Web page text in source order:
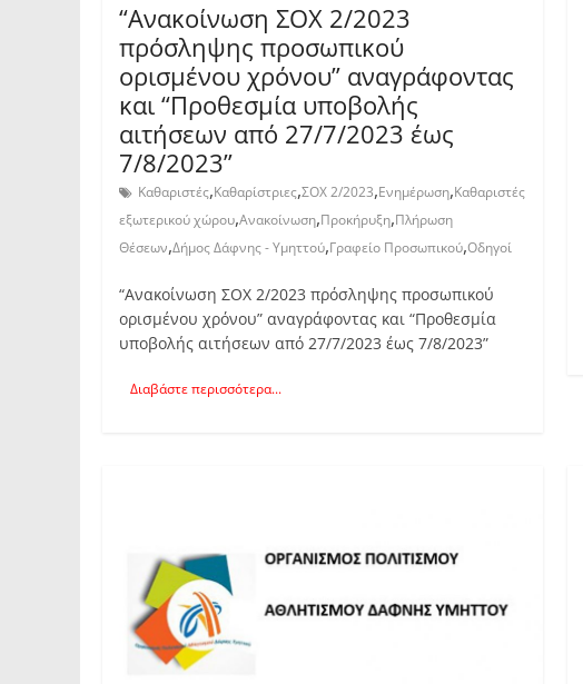
“Ανακοίνωση ΣΟΧ 2/2023
πρόσληψης προσωπικού
ορισμένου χρόνου” αναγράφοντας
και “Προθεσμία υποβολής
αιτήσεων από 27/7/2023 έως
7/8/2023”
Καθαριστές,Καθαρίστριες,ΣΟΧ 2/2023,Ενημέρωση,Καθαριστές
εξωτερικού χώρου,Ανακοίνωση,Προκήρυξη,Πλήρωση
Θέσεων,Δήμος Δάφνης - Υμηττού,Γραφείο Προσωπικού,Οδηγοί
“Ανακοίνωση ΣΟΧ 2/2023 πρόσληψης προσωπικού
ορισμένου χρόνου” αναγράφοντας και “Προθεσμία
υποβολής αιτήσεων από 27/7/2023 έως 7/8/2023”
Διαβάστε περισσότερα...